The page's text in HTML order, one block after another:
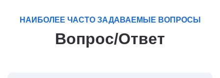
НАИБОЛЕЕ ЧАСТО ЗАДАВАЕМЫЕ ВОПРОСЫ
Вопрос/Ответ